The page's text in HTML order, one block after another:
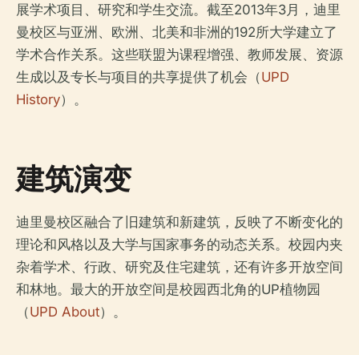
展学术项目、研究和学生交流。截至2013年3月，迪里
曼校区与亚洲、欧洲、北美和非洲的192所大学建立了
学术合作关系。这些联盟为课程增强、教师发展、资源
生成以及专长与项目的共享提供了机会（UPD
History）。
建筑演变
迪里曼校区融合了旧建筑和新建筑，反映了不断变化的
理论和风格以及大学与国家事务的动态关系。校园内夹
杂着学术、行政、研究及住宅建筑，还有许多开放空间
和林地。最大的开放空间是校园西北角的UP植物园
（UPD About）。